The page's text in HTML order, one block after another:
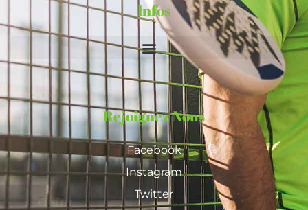
Infos
Rejoignez Nous
Facebook
Instagram
Twitter